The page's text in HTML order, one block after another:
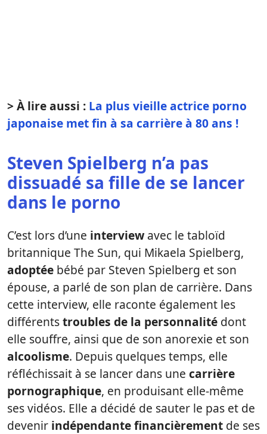
> À lire aussi : La plus vieille actrice porno
japonaise met fin à sa carrière à 80 ans !
Steven Spielberg n’a pas
dissuadé sa fille de se lancer
dans le porno
C’est lors d’une interview avec le tabloïd
britannique The Sun, qui Mikaela Spielberg,
adoptée bébé par Steven Spielberg et son
épouse, a parlé de son plan de carrière. Dans
cette interview, elle raconte également les
différentstroubles de la personnalité dont
elle souffre, ainsi que de son anorexie et son
alcoolisme. Depuis quelques temps, elle
réfléchissait à se lancer dans une carrière
pornographique, en produisant elle-même
ses vidéos. Elle a décidé de sauter le pas et de
devenir indépendante financièrement de ses